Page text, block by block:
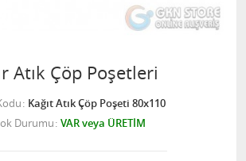
Atık Çöp Poşetleri
Kağıt Atık Çöp Poşeti 80x110
Durumu VAR veya ÜRETİM